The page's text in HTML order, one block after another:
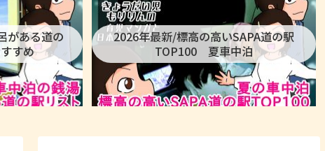
がある道の
すめ
2026年最新/標高の高いSAPA道の駅
TOP100 夏車中泊